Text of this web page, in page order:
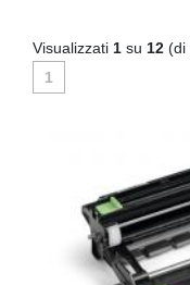
Visualizzati 1 su 12 (di
1